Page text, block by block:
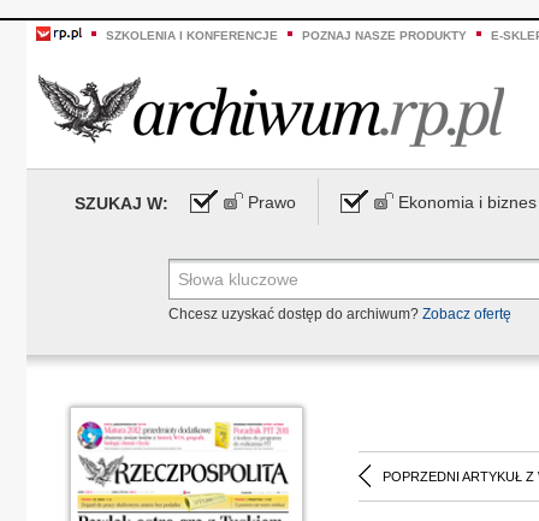
SZKOLENIA I KONFERENCJE POZNAJ NASZE PRODUKTY E-
SZUKAJ W: Prawo Ekonomia i biznes
Chcesz uzyskać dostęp do archiwum? Zobacz ofertę
POPRZEDNI ARTYKUŁ Z